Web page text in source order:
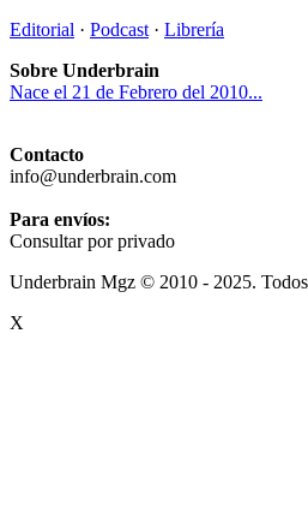
Editorial · Podcast · Librería
Sobre Underbrain
Nace el 21 de Febrero del 2010...
Contacto
info@underbrain.com
Para envíos:
Consultar por privado
Underbrain Mgz © 2010 - 2025. Todos
X